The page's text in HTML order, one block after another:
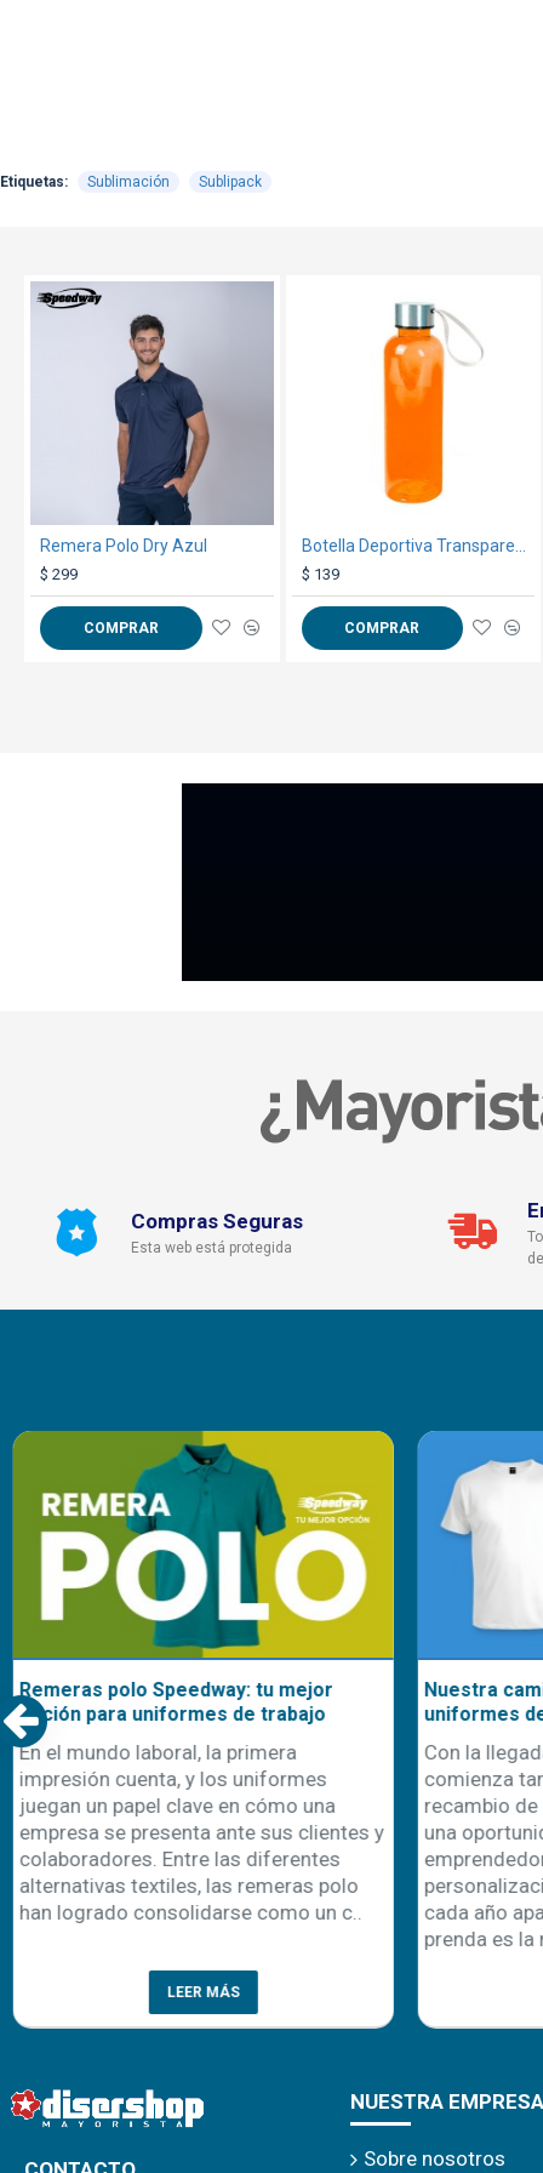
Etiquetas: Sublimación Sublipack
TEXTTRANSPARENTE
Remera Polo Dry Azul
$ 299
COMPRAR
$ 139
COMPRAR
Compras Seguras
Esta web está protegida
Remeras polo Speedway: tu mejor
opción para uniformes de trabajo
En el mundo laboral, la primera
impresión cuenta, y los uniformes
juegan un papel clave en cómo una
empresa se presenta ante sus clientes y
colaboradores. Entre las diferentes
alternativas textiles, las remeras polo
han logrado consolidarse como un c..
LEER MÁS
Nuestra
uniformes
Con la
comienza
recambio
una
cada año
prenda es la
NUESTRA EMPRESA
Sobre nosotros